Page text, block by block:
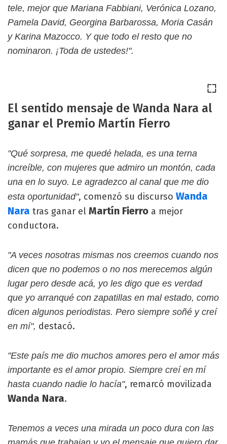
tele, mejor que Mariana Fabbiani, Verónica Lozano,
Pamela David, Georgina Barbarossa, Moria Casán
y Karina Mazocco. Y que todo el resto que no
nominaron. ¡Toda de ustedes!".
El sentido mensaje de Wanda Nara al
ganar el Premio Martín Fierro
"Qué sorpresa, me quedé helada, es una terna
increíble, con mujeres que admiro un montón, cada
una en lo suyo. Le agradezco al canal que me dio
esta oportunidad", comenzó su discurso Wanda
Nara tras ganar el Martín Fierro a mejor
conductora.
"A veces nosotras mismas nos creemos cuando nos
dicen que no podemos o no nos merecemos algún
lugar pero desde acá, yo les digo que es verdad
que yo arranqué con zapatillas en mal estado, como
dicen algunos periodistas. Pero siempre soñé y creí
en mí", destacó.
"Este país me dio muchos amores pero el amor más
importante es el amor propio. Siempre creí en mí
hasta cuando nadie lo hacía", remarcó movilizada
Wanda Nara.
Tenemos a veces una mirada un poco dura con las